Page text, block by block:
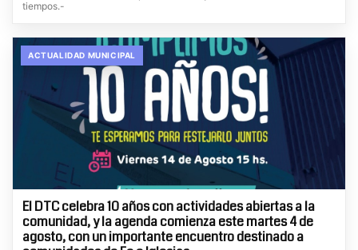
tiempos.-
ACTUALIDAD MUNICIPAL
El DTC celebra 10 años con actividades abiertas a la
comunidad, y la agenda comienza este martes 4 de
agosto, con un importante encuentro destinado a